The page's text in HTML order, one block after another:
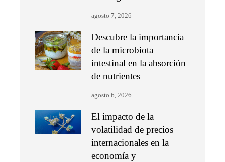
agosto 7, 2026
Descubre la importancia
de la microbiota
intestinal en la absorción
de nutrientes
agosto 6, 2026
El impacto de la
volatilidad de precios
internacionales en la
economía y